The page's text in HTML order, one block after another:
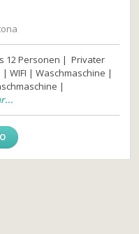
12 Personen | Privater
WIFI | Waschmaschine |
|